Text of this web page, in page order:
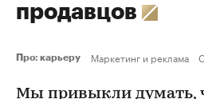
продавцов
Про: карьеру Маркетинг и реклама
Мы привыкли думать,